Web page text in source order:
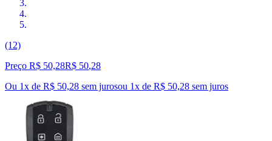
(12)
Preço R$ 50,28R$ 50,28
Ou 1x de R$ 50,28 sem jurosou 1x de R$ 50,28 sem juros